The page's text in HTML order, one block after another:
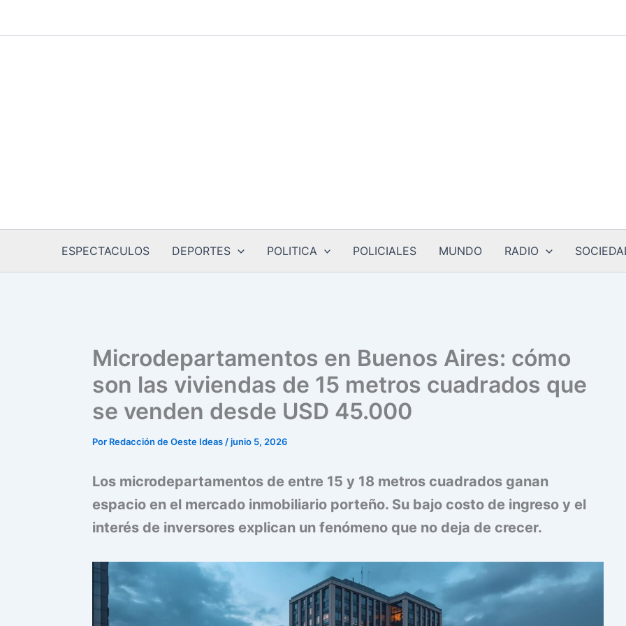
ESPECTACULOS DEPORTES POLITICA POLICIALES MUNDO RADIO
Microdepartamentos en Buenos Aires: cómo
son las viviendas de 15 metros cuadrados que
se venden desde USD 45.000
Por Redacción de Oeste Ideas /junio 5, 2026
Los microdepartamentos de entre 15 y 18 metros cuadrados ganan
espacio en el mercado inmobiliario porteño. Su bajo costo de ingreso y el
interés de inversores explican un fenómeno que no deja de crecer.